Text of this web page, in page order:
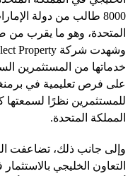
8000 طالب من دولة
المتحدة، وهو ما يقرب
خدماتها من المستثمرين
على فرص تعليمية في
للمستثمرين نظرًا لسمعتها
المملكة المتحدة.
وإلى جانب ذلك، تضاعفت
التعاون الخليجي